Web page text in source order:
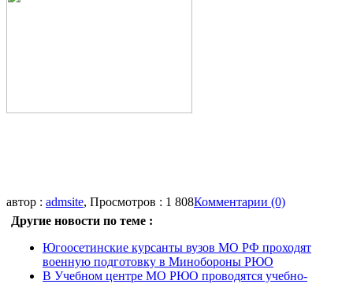
автор : admsite, Просмотров : 1 808Комментарии (0)
Другие новости по теме :
Югоосетинские курсанты вузов МО РФ проходят
военную подготовку в Минобороны РЮО
В Учебном центре МО РЮО проводятся учебно-